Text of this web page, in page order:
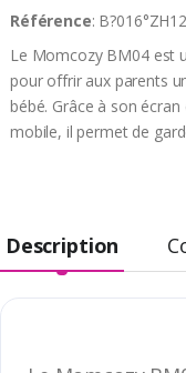
Référence:
Le Momcozy BM04 est
pour offrir aux parents
bébé. Grâce à son
mobile, il permet de
Description